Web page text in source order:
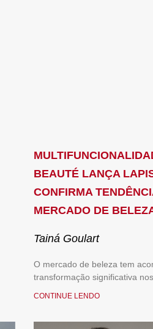
BEAUTÉ LANÇA
CONFIRMA
MERCADO DE
Tainá Goulart
O mercado de beleza tem
transformação significativa nos
CONTINUE LENDO